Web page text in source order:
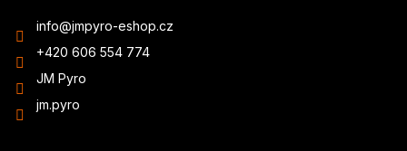
info@jmpyro-eshop.cz
+420 606 554 774
JM Pyro
jm.pyro